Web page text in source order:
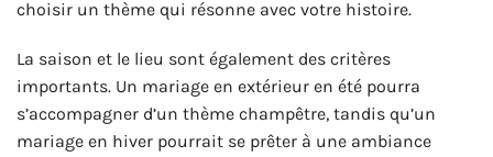
choisir un thème qui résonne avec votre histoire.
La saison et le lieu sont également des critères
importants. Un mariage en extérieur en été pourra
s’accompagner d’un thème champêtre, tandis qu’un
mariage en hiver pourrait se prêter à une ambiance